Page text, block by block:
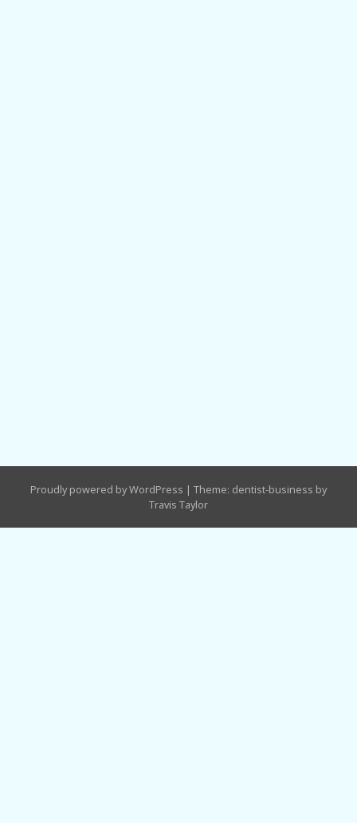
Proudly powered by WordPress | Theme: dentist-business by
Travis Taylor